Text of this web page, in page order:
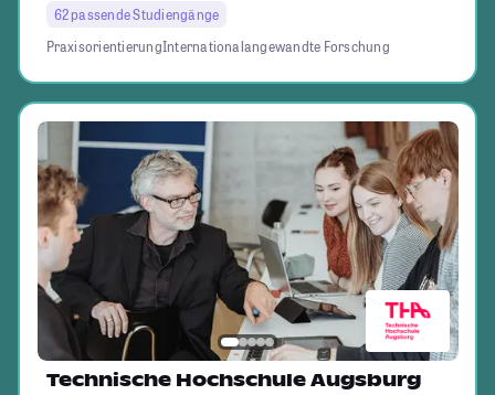
62 passende Studiengänge
PraxisorientierungInternationalangewandte Forschung
Technische Hochschule Augsburg